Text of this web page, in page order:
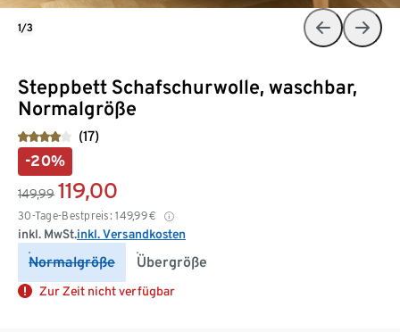
Steppbett Schafschurwolle, waschbar,
Normalgröße
(17)
-20%
149,99 119,00
30-Tage-Bestpreis: 149,99€
inkl. MwSt.inkl. Versandkosten
Normalgröße Übergröße
Zur Zeit nicht verfügbar
1/3